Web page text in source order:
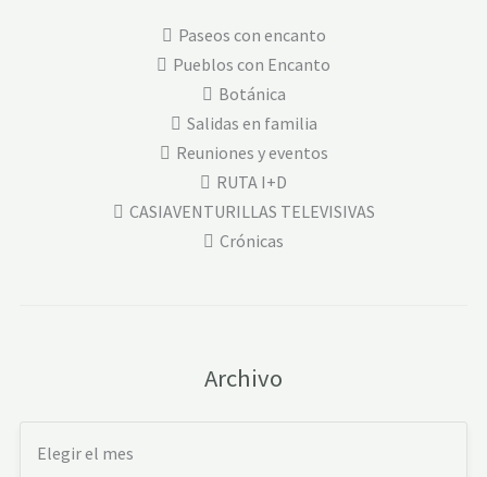
Paseos con encanto
Pueblos con Encanto
Botánica
Salidas en familia
Reuniones y eventos
RUTA I+D
CASIAVENTURILLAS TELEVISIVAS
Crónicas
Archivo